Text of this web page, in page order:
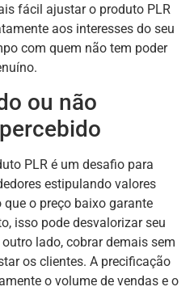
fácil ajustar o produto PLR
aos interesses do seu
com quem não tem poder
ou não
PLR é um desafio para
estipulando valores
o preço baixo garante
isso pode desvalorizar seu
lado, cobrar demais sem
os clientes. A precificação
o volume de vendas e o